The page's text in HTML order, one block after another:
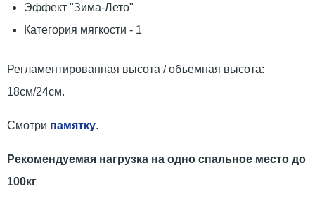
Эффект "Зима-Лето"
Категория мягкости - 1
Регламентированная высота / объемная высота:
18см/24см.
Смотри памятку.
Рекомендуемая нагрузка на одно спальное место до
100кг